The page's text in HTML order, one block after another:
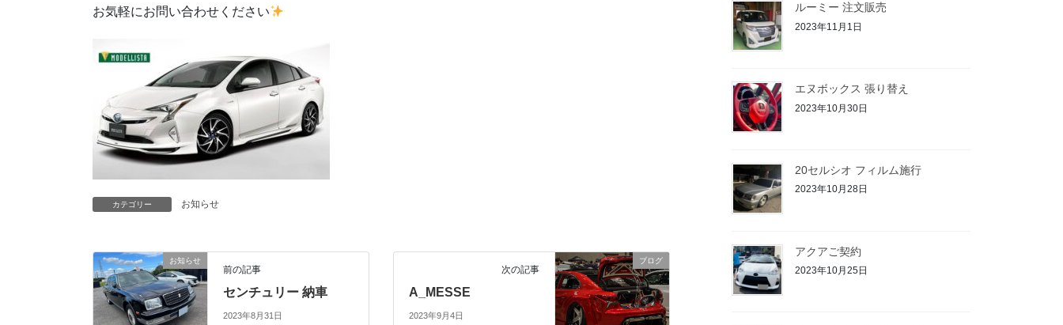
お気軽にお問い合わせください
カテゴリー お知らせ
お知らせ
前の記事
センチュリー 納車
2023年8月31日
ブログ
次の記事
A_MESSE
2023年9月4日
ルーミー 注文販売
2023年11月1日
エヌボックス 張り替え
2023年10月30日
20セルシオ フィルム施行
2023年10月28日
アクアご契約
2023年10月25日